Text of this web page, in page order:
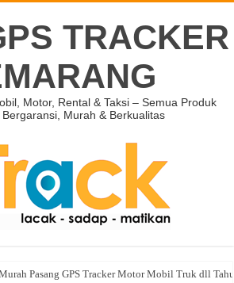
TRACKER
Motor, Rental & Taksi – Semua Produk
Bergaransi, Murah & Berkualitas
Pasang GPS Tracker Motor Mobil Truk dll